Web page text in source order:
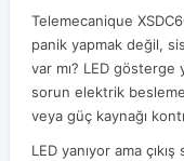
Telemecanique
panik yapmak değil,
var mı? LED gösterge
sorun elektrik
veya güç kaynağı
LED yanıyor ama